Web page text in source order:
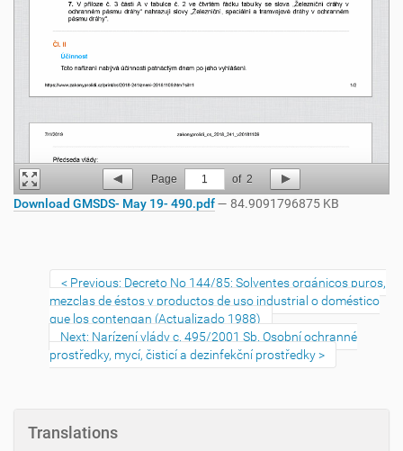
Page 1 of 2
Download GMSDS- May 19- 490.pdf— 84.9091796875 KB
Previous: Decreto No 144/85: Solventes orgánicos puros,
mezclas de éstos y productos de uso industrial o doméstico
que los contengan (Actualizado 1988)
Next: Narízení vlády c. 495/2001 Sb. Osobní ochranné
prostředky, mycí, čisticí a dezinfekční prostředky
Translations